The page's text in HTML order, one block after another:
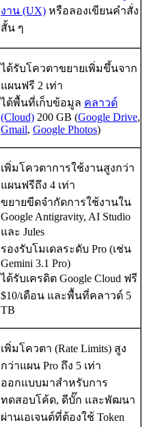
งาน (UX) หรือลองเขียนคำสั่ง
สั้น ๆ
ได้รับโควตาขยายเพิ่มขึ้นจาก
แผนฟรี 2 เท่า
ได้พื้นที่เก็บข้อมูล คลาวด์
(Cloud) 200 GB (Google Drive,
Gmail, Google Photos)
เพิ่มโควตาการใช้งานสูงกว่า
แผนฟรีถึง 4 เท่า
ขยายขีดจำกัดการใช้งานใน
Google Antigravity, AI Studio
และ Jules
รองรับโมเดลระดับ Pro (เช่น
Gemini 3.1 Pro)
ได้รับเครดิต Google Cloud ฟรี
$10/เดือน และพื้นที่คลาวด์ 5
TB
เพิ่มโควตา (Rate Limits) สูง
กว่าแผน Pro ถึง 5 เท่า
ออกแบบมาสำหรับการ
ทดสอบโค้ด, ดีบั๊ก และพัฒนา
ผ่านเอเจนต์ที่ต้องใช้ Token